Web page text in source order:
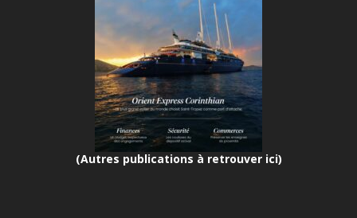
(Autres publications à retrouver ici)